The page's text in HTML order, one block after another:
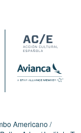
Americano